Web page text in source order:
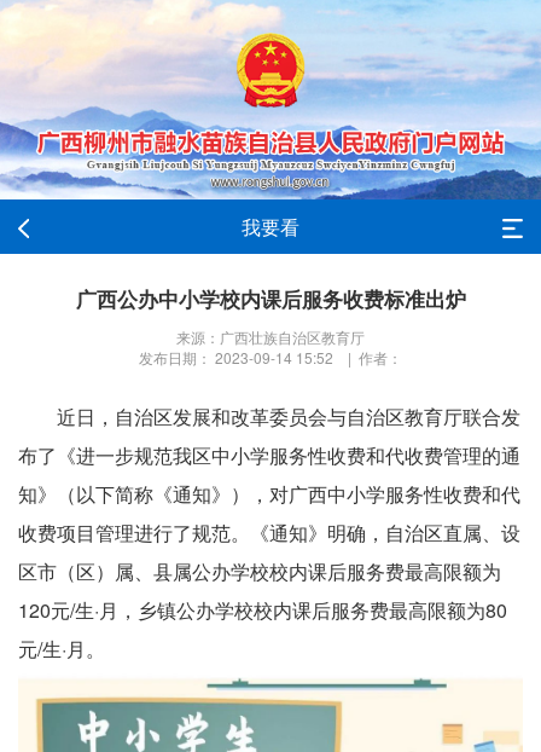
我要看
广西公办中小学校内课后服务收费标准出炉
来源：广西壮族自治区教育厅
发布日期： 2023-09-14 15:52 | 作者：
近日，自治区发展和改革委员会与自治区教育厅联合发
布了《进一步规范我区中小学服务性收费和代收费管理的通
知》（以下简称《通知》），对广西中小学服务性收费和代
收费项目管理进行了规范。《通知》明确，自治区直属、设
区市（区）属、县属公办学校校内课后服务费最高限额为
120元/生·月，乡镇公办学校校内课后服务费最高限额为80
元/生·月。